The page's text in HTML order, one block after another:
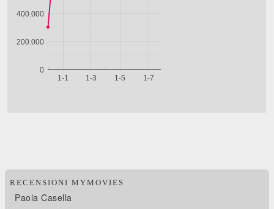
RECENSIONI MYMOVIES
Paola Casella